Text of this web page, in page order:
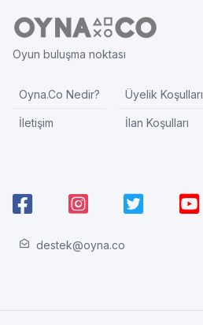
Oyun buluşma noktası
Oyna.Co Nedir?
İletişim
Üyelik Koşulları
İlan Koşulları
destek@oyna.co